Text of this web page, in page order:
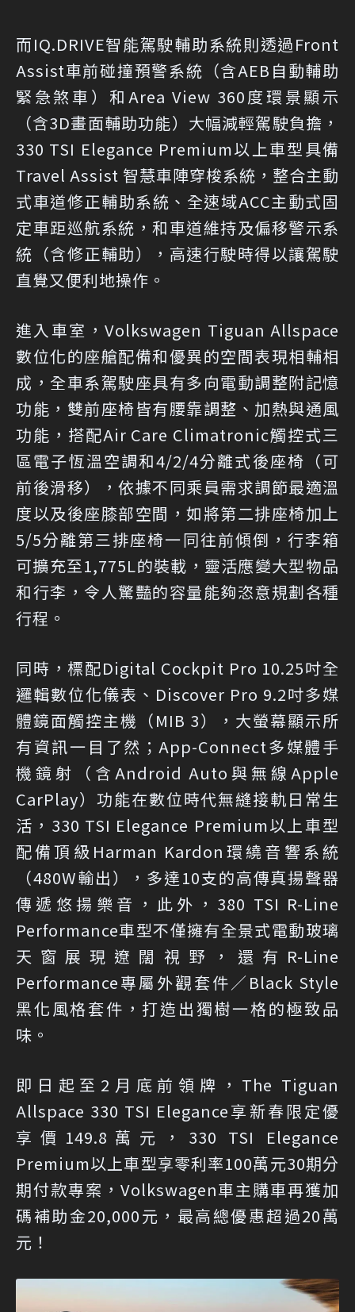
而IQ.DRIVE智能駕駛輔助系統則透過Front
Assist車前碰撞預警系統（含AEB自動輔助
緊急煞車）和Area View 360度環景顯示
（含3D畫面輔助功能）大幅減輕駕駛負擔，
330 TSI Elegance Premium以上車型具備
Travel Assist 智慧車陣穿梭系統，整合主動
式車道修正輔助系統、全速域ACC主動式固
定車距巡航系統，和車道維持及偏移警示系
統（含修正輔助），高速行駛時得以讓駕駛
直覺又便利地操作。
進入車室，Volkswagen Tiguan Allspace
數位化的座艙配備和優異的空間表現相輔相
成，全車系駕駛座具有多向電動調整附記憶
功能，雙前座椅皆有腰靠調整、加熱與通風
功能，搭配Air Care Climatronic觸控式三
區電子恆溫空調和4/2/4分離式後座椅（可
前後滑移），依據不同乘員需求調節最適溫
度以及後座膝部空間，如將第二排座椅加上
5/5分離第三排座椅一同往前傾倒，行李箱
可擴充至1,775L的裝載，靈活應變大型物品
和行李，令人驚豔的容量能夠恣意規劃各種
行程。
同時，標配Digital Cockpit Pro 10.25吋全
邏輯數位化儀表、Discover Pro 9.2吋多媒
體鏡面觸控主機（MIB 3），大螢幕顯示所
有資訊一目了然；App-Connect多媒體手
機鏡射（含Android Auto與無線Apple
CarPlay）功能在數位時代無縫接軌日常生
活，330 TSI Elegance Premium以上車型
配備頂級Harman Kardon環繞音響系統
（480W輸出），多達10支的高傳真揚聲器
傳遞悠揚樂音，此外，380 TSI R-Line
Performance車型不僅擁有全景式電動玻璃
天窗展現遼闊視野，還有R-Line
Performance專屬外觀套件／Black Style
黑化風格套件，打造出獨樹一格的極致品
味。
即日起至2月底前領牌，The Tiguan
Allspace 330 TSI Elegance享新春限定優
享價149.8萬元，330 TSI Elegance
Premium以上車型享零利率100萬元30期分
期付款專案，Volkswagen車主購車再獲加
碼補助金20,000元，最高總優惠超過20萬
元！